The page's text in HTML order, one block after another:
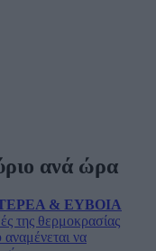
ανά ώρα
& ΕΥΒΟΙΑ
της θερμοκρασίας
αναμένεται να